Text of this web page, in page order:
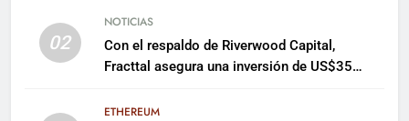
02
NOTICIAS
Con el respaldo de Riverwood Capital,
Fracttal asegura una inversión de US$35
ETHEREUM